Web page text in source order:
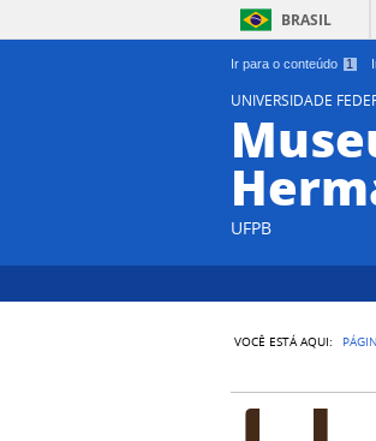
Ir para o conteúdo 1
BRASIL
UNIVERSIDADE
UFPB
VOCÊ ESTÁ AQUI: